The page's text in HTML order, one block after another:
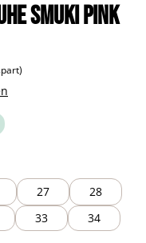
Smuki pink
27
28
33 34